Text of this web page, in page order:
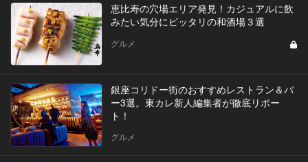
恵比寿の穴場エリア発見！カジュアルに飲
みたい気分にピッタリの和酒場３選
グルメ
銀座コリドー街のおすすめレストラン＆バ
ー3選。東カレ新人編集者が徹底リポー
ト！
グルメ